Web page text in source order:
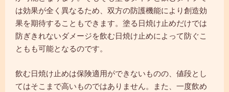
は効果が全く異なるため、双方の防護機能により創造効
果を期待することもできます。塗る日焼け止めだけでは
防ぎきれないダメージを飲む日焼け止めによって防ぐこ
ともも可能となるのです。
飲む日焼け止めは保険適用ができないものの、値段とし
てはそこまで高いものではありません。また、一度飲め